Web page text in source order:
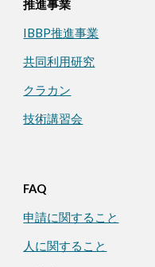
推進事業
IBBP推進事業
共同利用研究
クラカン
技術講習会
FAQ
申請に関すること
人に関すること